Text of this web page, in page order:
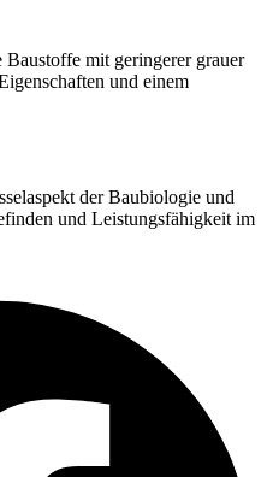
mit geringerer grauer
und einem
der Baubiologie und
und Leistungsfähigkeit im